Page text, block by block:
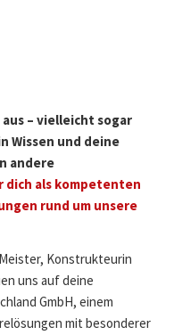
– vielleicht sogar
Wissen und deine
andere
dich als kompetenten
rund um unsere
Konstrukteurin
uns auf deine
GmbH, einem
mit besonderer